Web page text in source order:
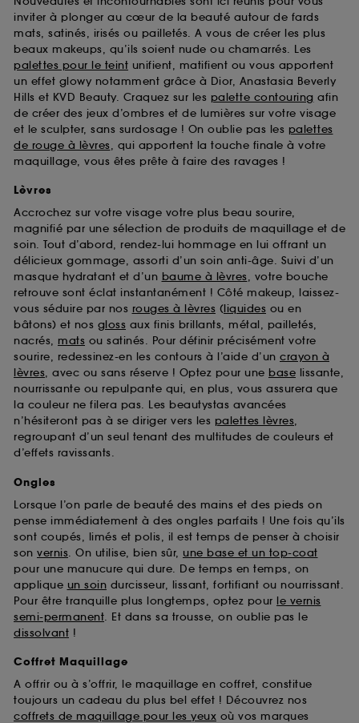
inviter à plonger au cœur de la beauté autour de fards
mats, satinés, irisés ou pailletés. A vous de créer les plus
beaux makeups, qu’ils soient nude ou chamarrés. Les
palettes pour le teint unifient, matifient ou vous apportent
un effet glowy notamment grâce à Dior, Anastasia Beverly
Hills et KVD Beauty. Craquez sur les palette contouring afin
de créer des jeux d’ombres et de lumières sur votre visage
et le sculpter, sans surdosage ! On oublie pas les palettes
de rouge à lèvres, qui apportent la touche finale à votre
maquillage, vous êtes prête à faire des ravages !
Lèvres
Accrochez sur votre visage votre plus beau sourire,
magnifié par une sélection de produits de maquillage et de
soin. Tout d’abord, rendez-lui hommage en lui offrant un
délicieux gommage, assorti d’un soin anti-âge. Suivi d’un
masque hydratant et d’un baume à lèvres, votre bouche
retrouve sont éclat instantanément ! Côté makeup, laissez-
vous séduire par nos rouges à lèvres (liquides ou en
bâtons) et nos gloss aux finis brillants, métal, pailletés,
nacrés, mats ou satinés. Pour définir précisément votre
sourire, redessinez-en les contours à l’aide d’un crayon à
lèvres, avec ou sans réserve ! Optez pour une base lissante,
nourrissante ou repulpante qui, en plus, vous assurera que
la couleur ne filera pas. Les beautystas avancées
n’hésiteront pas à se diriger vers les palettes lèvres,
regroupant d’un seul tenant des multitudes de couleurs et
d’effets ravissants.
Ongles
Lorsque l’on parle de beauté des mains et des pieds on
pense immédiatement à des ongles parfaits ! Une fois qu’ils
sont coupés, limés et polis, il est temps de penser à choisir
son vernis. On utilise, bien sûr, une base et un top-coat
pour une manucure qui dure. De temps en temps, on
applique un soin durcisseur, lissant, fortifiant ou nourrissant.
Pour être tranquille plus longtemps, optez pour le vernis
semi-permanent. Et dans sa trousse, on oublie pas le
dissolvant !
Coffret Maquillage
A offrir ou à s’offrir, le maquillage en coffret, constitue
toujours un cadeau du plus bel effet ! Découvrez nos
coffrets de maquillage pour les yeux où vos marques
d’en améliorer la performance.
Cookies de sécurisation des paiements en ligne :
ils nous permettent de lutter notamment contre les
fraudes aux moyens de paiement et les
usurpations d’identité.
Cookies fonctionnels :il s’agit de cookies
permettant l’affichage et/ou la fourniture de
certaines fonctionnalités du site, tel que les
cookies d’authentification qui sont utilisés afin de
vous faire bénéficier de l’authentification
sans saisir à nouveau votre identifiant et mot de
passe.
A l'exception des cookies techniques, le dépôt et la
lecture de ces traceurs requiert votre accord. Vous
pouvez personnaliser vos choix concernant le dépôt
de ces cookies grâce au bouton "personnaliser mes
choix" ci-dessous ou décider de "tout accepter".
Sephora pourra associer les informations de
navigation collectées par ces Cookies, pour les
finalités acceptées, avec les données personnelles
collectées ou générées lors de votre activité en ligne
ou en magasin. Pour refuser tous les cookies, cliques
sur "continuer sans accepter". Voous pouvez à tout
moment choisir de retirer votrte consentement. Si vous
utilisés,